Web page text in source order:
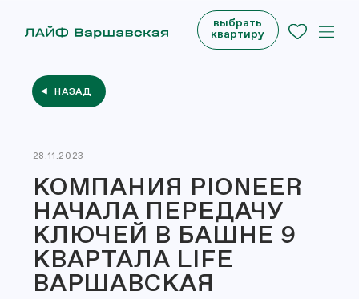
НАЗАД
28.11.2023
КОМПАНИЯ PIONEER
НАЧАЛА ПЕРЕДАЧУ
КЛЮЧЕЙ В БАШНЕ 9
КВАРТАЛА LIFE
ВАРШАВСКАЯ
выбрать
квартиру